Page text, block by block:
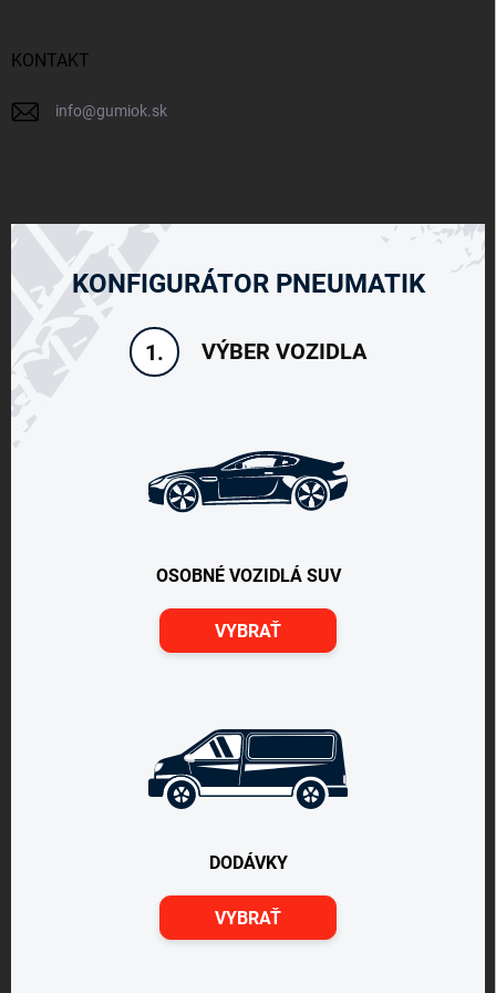
KONTAKT
info@gumiok.sk
KONFIGURÁTOR PNEUMATIK
1. VÝBER VOZIDLA
OSOBNÉ VOZIDLÁ SUV
VYBRAŤ
DODÁVKY
VYBRAŤ